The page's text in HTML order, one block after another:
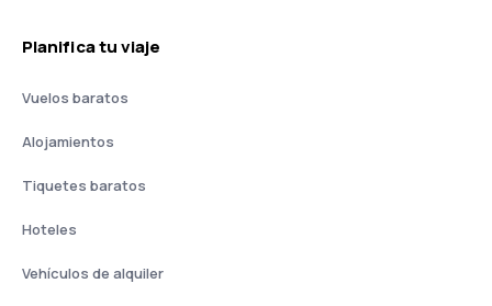
Planifica tu viaje
Vuelos baratos
Alojamientos
Tiquetes baratos
Hoteles
Vehículos de alquiler